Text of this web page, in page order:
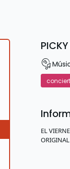
EL
ORIGINAL